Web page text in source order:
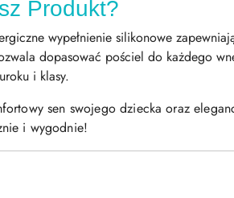
Produkt?
wypełnienie silikonowe
dopasować pościel do każdego
i klasy.
sen swojego dziecka oraz
i wygodnie!